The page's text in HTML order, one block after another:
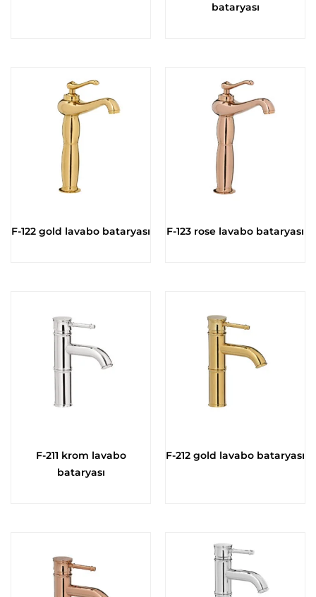
bataryası
F-122 gold lavabo bataryası F-123 rose lavabo bataryası
F-211 krom lavabo
bataryası
F-212 gold lavabo bataryası